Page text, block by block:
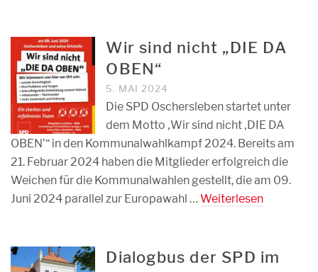
Wir sind nicht „DIE DA
OBEN“
5. MAI 2024
Die SPD Oschersleben startet unter
dem Motto ‚Wir sind nicht ‚DIE DA
OBEN’“ in den Kommunalwahlkampf 2024. Bereits am
21. Februar 2024 haben die Mitglieder erfolgreich die
Weichen für die Kommunalwahlen gestellt, die am 09.
Juni 2024 parallel zur Europawahl … Weiterlesen
Dialogbus der SPD im